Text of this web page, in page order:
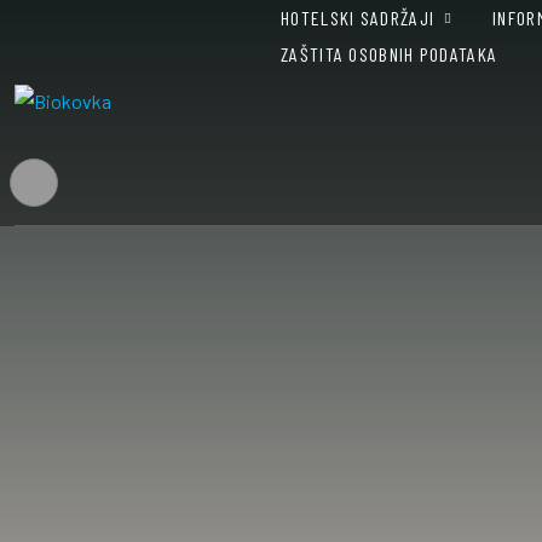
Prikaži postavke pristupačnosti
HOTELSKI SADRŽAJI
ZAŠTITA OSOBNIH PODATAKA